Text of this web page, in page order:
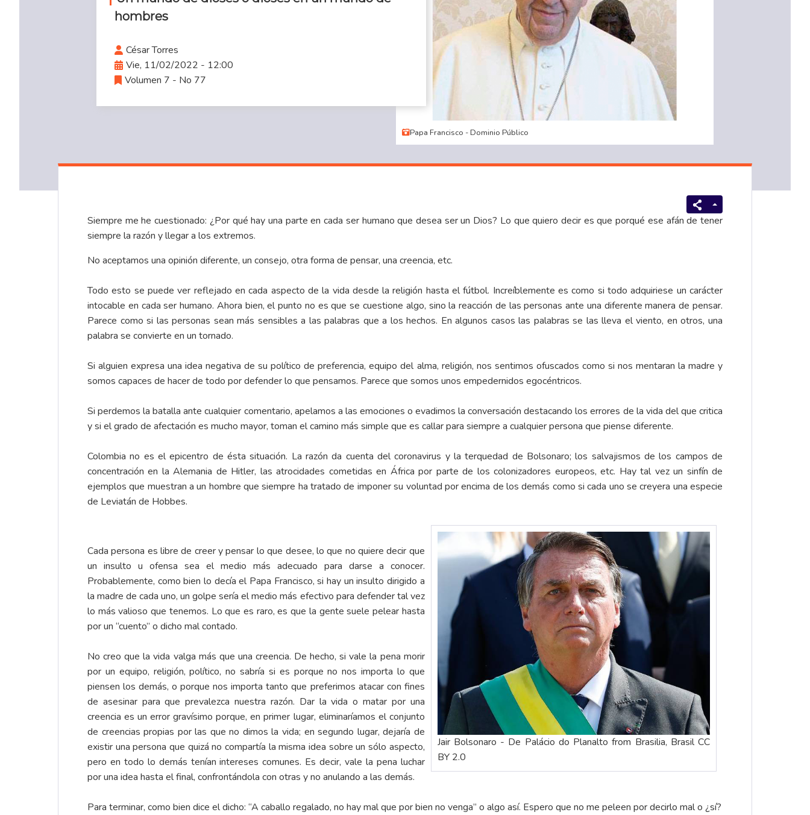
hombres
César Torres
Vie, 11/02/2022 - 12:00
Volumen 7 - No 77
Papa Francisco - Dominio Público
Siempre me he cuestionado: ¿Por qué hay una parte en cada ser humano que desea ser un Dios? Lo que quiero decir es que porqué ese afán de tener
siempre la razón y llegar a los extremos.
No aceptamos una opinión diferente, un consejo, otra forma de pensar, una creencia, etc.
Todo esto se puede ver reflejado en cada aspecto de la vida desde la religión hasta el fútbol. Increíblemente es como si todo adquiriese un carácter
intocable en cada ser humano. Ahora bien, el punto no es que se cuestione algo, sino la reacción de las personas ante una diferente manera de pensar.
Parece como si las personas sean más sensibles a las palabras que a los hechos. En algunos casos las palabras se las lleva el viento, en otros, una
palabra se convierte en un tornado.
Si alguien expresa una idea negativa de su político de preferencia, equipo del alma, religión, nos sentimos ofuscados como si nos mentaran la madre y
somos capaces de hacer de todo por defender lo que pensamos. Parece que somos unos empedernidos egocéntricos.
Si perdemos la batalla ante cualquier comentario, apelamos a las emociones o evadimos la conversación destacando los errores de la vida del que critica
y si el grado de afectación es mucho mayor, toman el camino más simple que es callar para siempre a cualquier persona que piense diferente.
Colombia no es el epicentro de ésta situación. La razón da cuenta del coronavirus y la terquedad de Bolsonaro; los salvajismos de los campos de
concentración en la Alemania de Hitler, las atrocidades cometidas en África por parte de los colonizadores europeos, etc. Hay tal vez un sinfín de
ejemplos que muestran a un hombre que siempre ha tratado de imponer su voluntad por encima de los demás como si cada uno se creyera una especie
de Leviatán de Hobbes.
Jair Bolsonaro - De Palácio do Planalto from Brasilia, Brasil CC
BY 2.0
Cada persona es libre de creer y pensar lo que desee, lo que no quiere decir que
un insulto u ofensa sea el medio más adecuado para darse a conocer.
Probablemente, como bien lo decía el Papa Francisco, si hay un insulto dirigido a
la madre de cada uno, un golpe sería el medio más efectivo para defender tal vez
lo más valioso que tenemos. Lo que es raro, es que la gente suele pelear hasta
por un “cuento” o dicho mal contado.
No creo que la vida valga más que una creencia. De hecho, si vale la pena morir
por un equipo, religión, político, no sabría si es porque no nos importa lo que
piensen los demás, o porque nos importa tanto que preferimos atacar con fines
de asesinar para que prevalezca nuestra razón. Dar la vida o matar por una
creencia es un error gravísimo porque, en primer lugar, eliminaríamos el conjunto
de creencias propias por las que no dimos la vida; en segundo lugar, dejaría de
existir una persona que quizá no compartía la misma idea sobre un sólo aspecto,
pero en todo lo demás tenían intereses comunes. Es decir, vale la pena luchar
por una idea hasta el final, confrontándola con otras y no anulando a las demás.
Para terminar, como bien dice el dicho: “A caballo regalado, no hay mal que por bien no venga” o algo así. Espero que no me peleen por decirlo mal o ¿sí?